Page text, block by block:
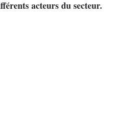
acteurs du secteur.